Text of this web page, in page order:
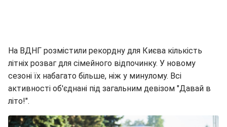
На ВДНГ розмістили рекордну для Києва кількість
літніх розваг для сімейного відпочинку. У новому
сезоні їх набагато більше, ніж у минулому. Всі
активності об'єднані під загальним девізом "Давай в
літо!".